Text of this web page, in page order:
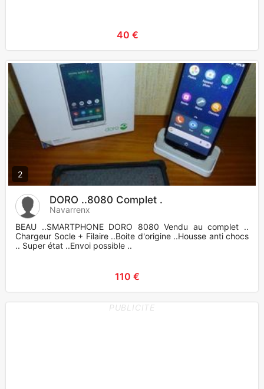
40 €
2
DORO ..8080 Complet .
Navarrenx
BEAU ..SMARTPHONE DORO 8080 Vendu au complet ..
Chargeur Socle + Filaire ..Boite d'origine ..Housse anti chocs
.. Super état ..Envoi possible ..
110 €
PUBLICITE